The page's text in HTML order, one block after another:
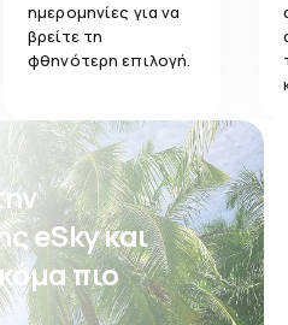
ημερομηνίες για να
βρείτε τη
φθηνότερη επιλογή.
eSky και
πιο